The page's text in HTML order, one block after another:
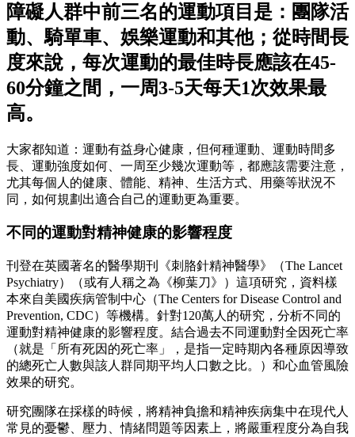
障礙人群中前三名的運動項目是：團隊活
動、騎單車、娛樂運動和其他；從時間長
度來說，每次運動的最佳時長應該在45-
60分鐘之間，一周3-5天每天1次效果最
高。
大家都知道：運動有益身心健康，但何種運動、運動時間多
長、運動強度如何、一周至少幾次運動等，都應該需要注意，
尤其每個人的健康、體能、精神、生活方式、用藥等狀況不
同，如何規劃出適合自己的運動更為重要。
不同的運動對精神健康的影響程度
刊登在英國著名的醫學期刊《刺胳針精神醫學》（The Lancet
Psychiatry）（或有人稱之為《柳葉刀》）這項研究，資料樣
本來自美國疾病管制中心（The Centers for Disease Control and
Prevention, CDC）等機構。針對120萬人的研究，分析不同的
運動對精神健康的影響程度。結合過去不同運動對全因死亡率
（就是「所有死因的死亡率」，是指一定時期內各種原因導致
的總死亡人數與該人群同期平均人口數之比。）和心血管風險
效果的研究。
研究團隊在採樣的時候，將精神負擔和精神疾病集中在現代人
常見的憂鬱、壓力、情緒問題等因素上，將嚴重程度分為自我